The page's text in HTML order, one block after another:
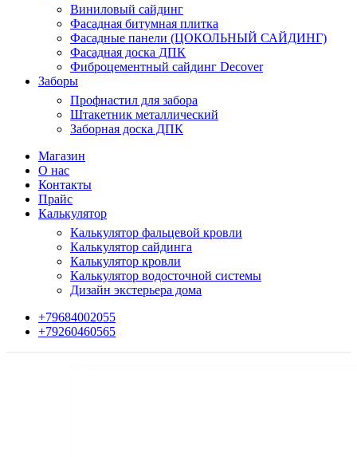
Виниловый сайдинг
Фасадная битумная плитка
Фасадные панели (ЦОКОЛЬНЫЙ САЙДИНГ)
Фасадная доска ДПК
Фиброцементный сайдинг Decover
Заборы
Профнастил для забора
Штакетник металлический
Заборная доска ДПК
Магазин
О нас
Контакты
Прайс
Калькулятор
Калькулятор фальцевой кровли
Калькулятор сайдинга
Калькулятор кровли
Калькулятор водосточной системы
Дизайн экстерьера дома
+79684002055
+79260460565